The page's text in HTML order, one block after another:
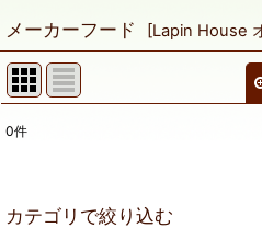
メーカーフード [Lapin House
0件
カテゴリで絞り込む